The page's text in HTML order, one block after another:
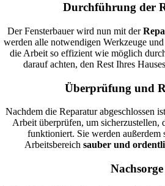
Durchführung der
Der Fensterbauer wird nun mit der
werden alle notwendigen Werkzeuge
die Arbeit so effizient wie möglich
darauf achten, den Rest Ihres
Überprüfung und
Nachdem die Reparatur abgeschlossen
Arbeit überprüfen, um sicherzustellen,
funktioniert. Sie werden außerdem
Arbeitsbereich sauber und
Nachsorge